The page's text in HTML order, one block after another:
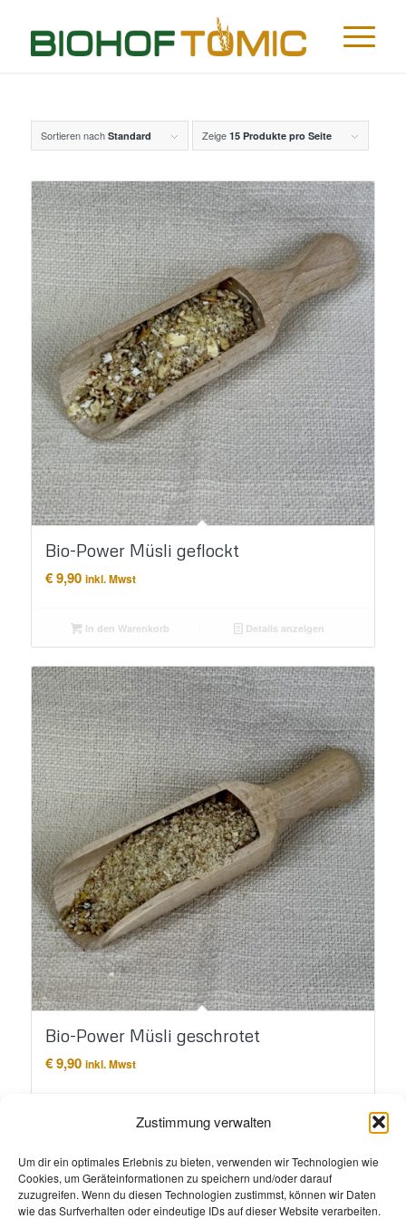
Zustimmung verwalten
Um dir ein optimales Erlebnis zu bieten, verwenden wir Technologien wie
Cookies, um Geräteinformationen zu speichern und/oder darauf
zuzugreifen. Wenn du diesen Technologien zustimmst, können wir Daten
wie das Surfverhalten oder eindeutige IDs auf dieser Website verarbeiten.
Sortieren nach Standard Zeige 15 Produkte pro Seite
Bio-Power Müsli geflockt
€9,90 inkl. Mwst
In den Warenkorb Details anzeigen
Bio-Power Müsli geschrotet
€9,90 inkl. Mwst